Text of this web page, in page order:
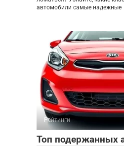
автомобили самые надежные
Рейтинги
Топ подержанных